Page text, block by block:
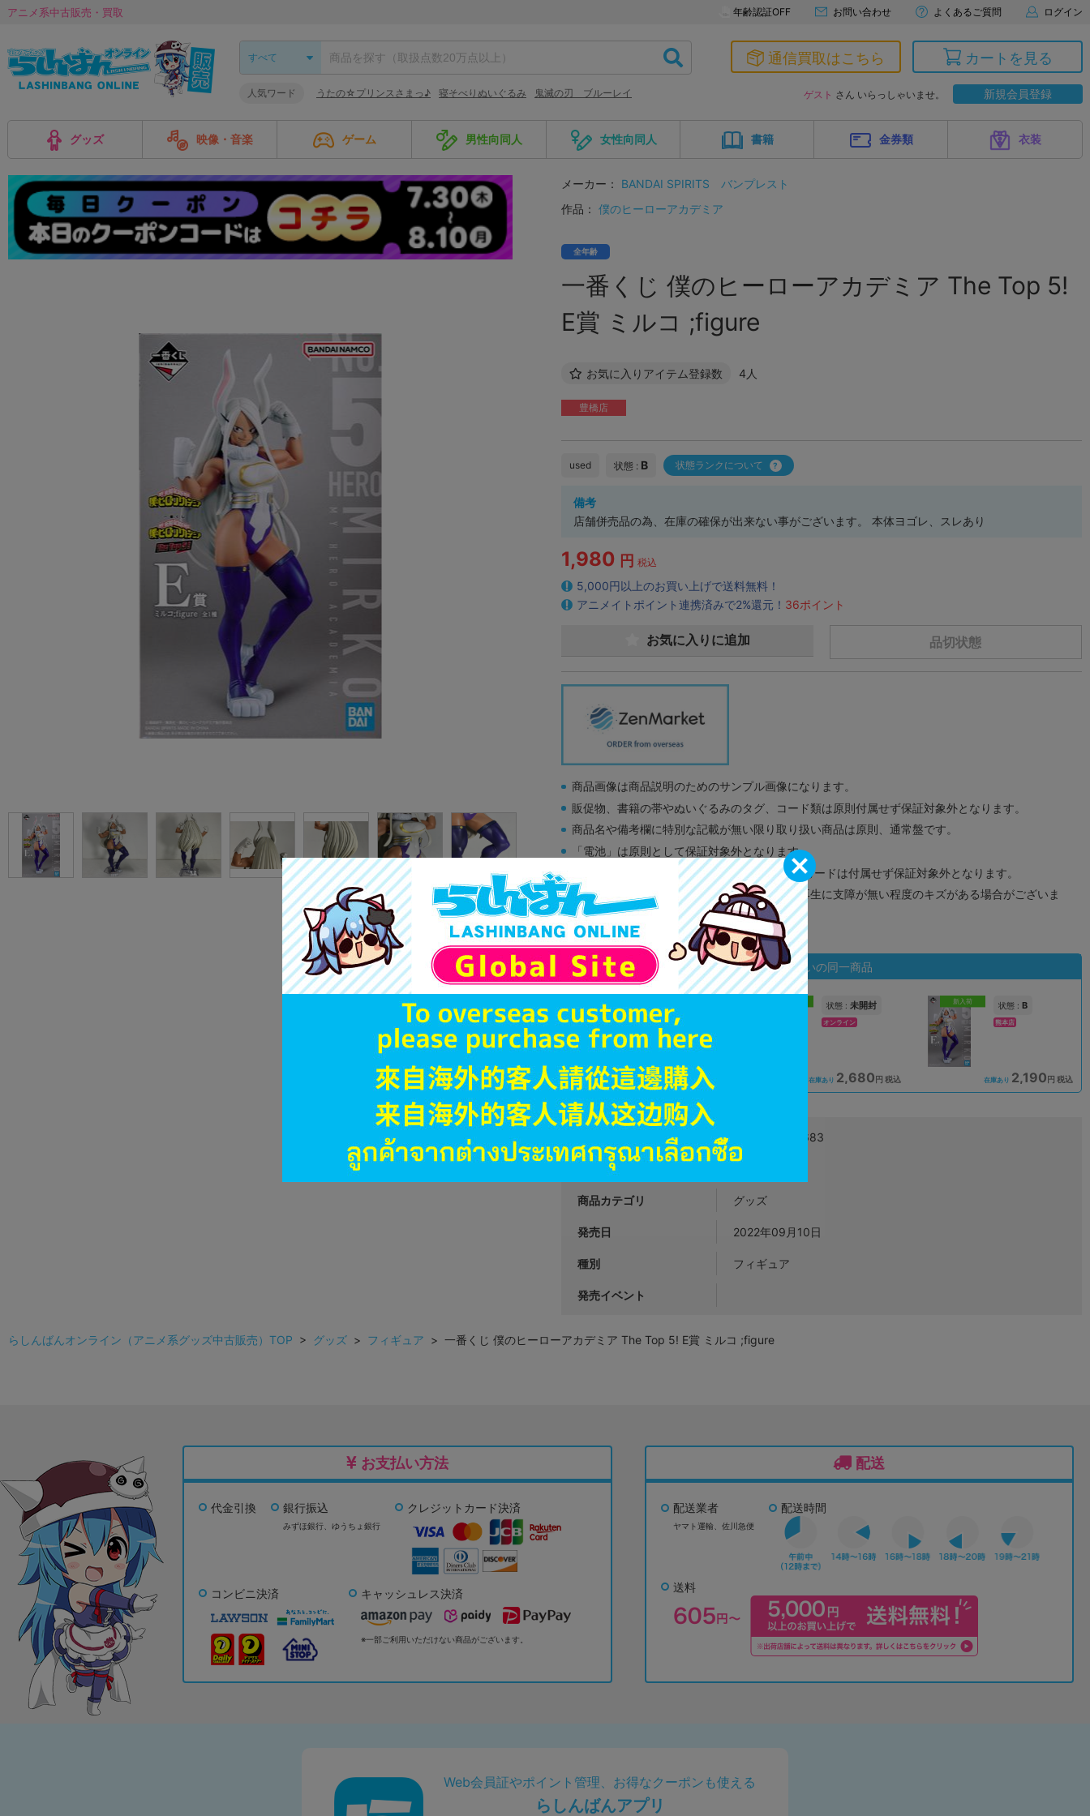
アニメ系中古販売・買取 年齢認証OFF お問い合わせ よくあるご質問 ログイン
人気ワード うたの☆プリンスさまっ♪ 寝そべりぬいぐるみ 鬼滅の刃 ブルーレイ
通信買取はこちら カートを見る
ゲスト さん いらっしゃいませ。 新規会員登録
グッズ 映像・音楽 ゲーム 男性向同人 女性向同人 書籍 金券類 衣装
メーカー： BANDAI SPIRITS
バンプレスト
作品： 僕のヒーローアカデミア
全年齢
一番くじ 僕のヒーローアカデミア The Top 5!
E賞 ミルコ ;figure
お気に入りアイテム登録数 4人
豊橋店
used 状態 : B 状態ランクについて
備考
店舗併売品の為、在庫の確保が出来ない事がございます。 本体ヨゴレ、スレあり
1,980 円 税込
5,000円以上のお買い上げで送料無料！
アニメイトポイント連携済みで2%還元！ 36ポイント
品切状態
お気に入りに追加
商品画像は商品説明のためのサンプル画像になります。
販促物、書籍の帯やぬいぐるみのタグ、コード類は原則付属せず保証対象外となります。
商品名や備考欄に特別な記載が無い限り取り扱い商品は原則、通常盤です。
「電池」は原則として保証対象外となります。
ゲーム機本体には、SDカードなどのメモリーカードは付属せず保証対象外となります。
ディスク類の読み取り面のキズに関しまして再生に支障が無い程度のキズがある場合がございま
す。
※詳細につきましてはコチラ
状態違いの同一商品
オンライン
品切状態 2,490円 税込
状態 : 未開封
オンライン
在庫あり 2,680円 税込
新入荷 状態 : B
熊本店
在庫あり 2,190円 税込
4573102623683
商品番号
商品カテゴリ グッズ
発売日 2022年09月10日
種別 フィギュア
発売イベント
らしんばんオンライン（アニメ系グッズ中古販売）TOP > グッズ > フィギュア > 一番くじ 僕のヒーローアカデミア The Top 5! E賞 ミルコ ;figure
お支払い方法
代金引換 銀行振込
みずほ銀行、 ゆうちょ銀行
クレジットカード決済
コンビニ決済 キャッシュレス決済
※一部ご利用いただけない商品がございます。
配送
配送業者
ヤマト運輸、佐川急便
配送時間
送料
Web会員証やポイント管理、お得なクーポンも使える
らしんばんアプリ